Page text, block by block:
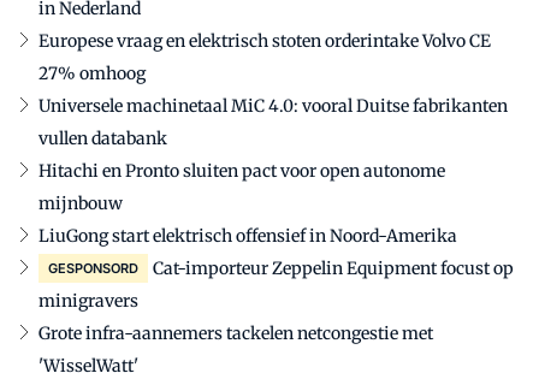
in Nederland
Europese vraag en elektrisch stoten orderintake Volvo CE
27% omhoog
Universele machinetaal MiC 4.0: vooral Duitse fabrikanten
vullen databank
Hitachi en Pronto sluiten pact voor open autonome
mijnbouw
LiuGong start elektrisch offensief in Noord-Amerika
GESPONSORD
Cat-importeur Zeppelin Equipment focust op
minigravers
Grote infra-aannemers tackelen netcongestie met
'WisselWatt'